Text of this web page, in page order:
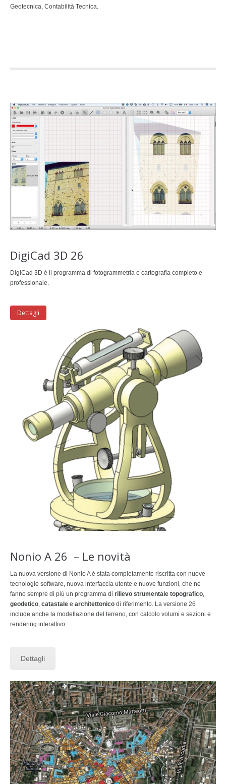
Geotecnica, Contabilità Tecnica.
DigiCad 3D 26
DigiCad 3D è il programma di fotogrammetria e cartografia completo e
professionale.
Dettagli
Nonio A 26 – Le novità
La nuova versione di Nonio A è stata completamente riscritta con nuove
tecnologie software, nuova interfaccia utente e nuove funzioni, che ne
fanno sempre di più un programma di rilievo strumentale topografico,
geodetico, catastale e architettonico di riferimento. La versione 26
include anche la modellazione del terreno, con calcolo volumi e sezioni e
rendering interattivo
Dettagli